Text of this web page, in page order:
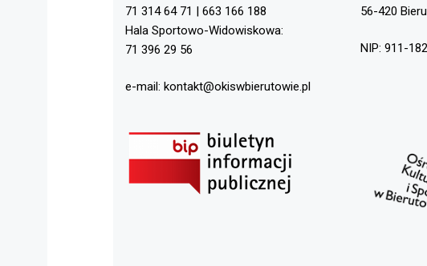
71 314 64 71 | 663 166 188
Hala Sportowo-Widowiskowa:
71 396 29 56
e-mail: kontakt@okiswbierutowie.pl
56-420
NIP: 911-